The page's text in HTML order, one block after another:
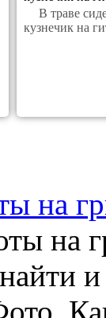
В траве
кузнечик на
на